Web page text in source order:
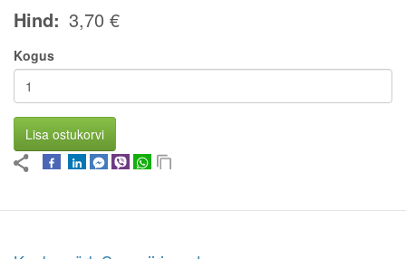
Hind 3,70 €
Kogus
Lisa ostukorvi